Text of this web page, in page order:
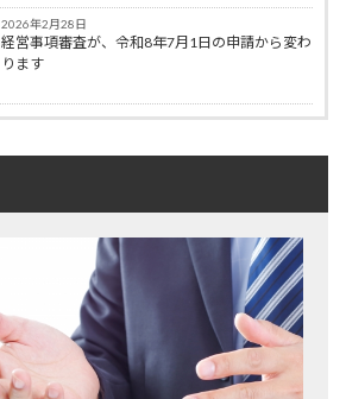
2026年2月28日
経営事項審査が、令和8年7月1日の申請から変わ
ります